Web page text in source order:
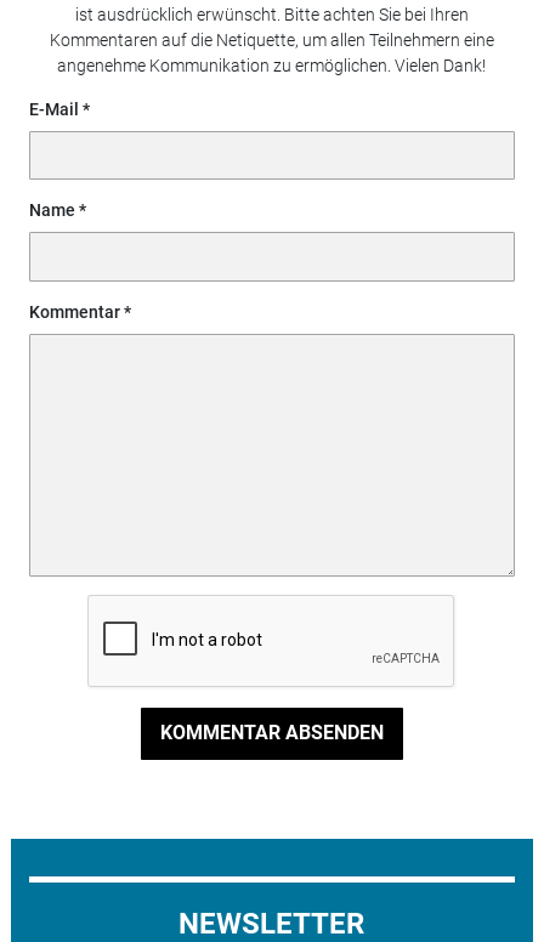
ist ausdrücklich erwünscht. Bitte achten Sie bei Ihren
Kommentaren auf die Netiquette, um allen Teilnehmern eine
angenehme Kommunikation zu ermöglichen. Vielen Dank!
E-Mail
Name
Kommentar
KOMMENTAR ABSENDEN
NEWSLETTER